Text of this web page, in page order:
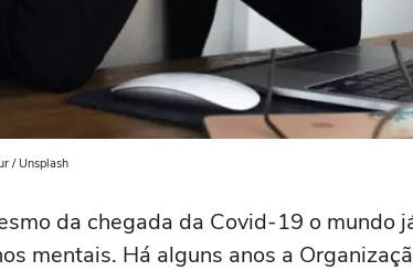
/ Unsplash
da chegada da Covid-19 o mundo
mentais. Há alguns anos a